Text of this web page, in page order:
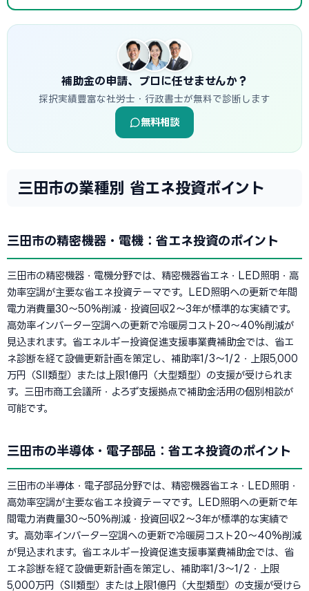
補助金の申請、プロに任せませんか？
採択実績豊富な社労士・行政書士が無料で診断します
無料相談
三田市の業種別 省エネ投資ポイント
三田市の精密機器・電機：省エネ投資のポイント
三田市の精密機器・電機分野では、精密機器省エネ・LED照明・高
効率空調が主要な省エネ投資テーマです。LED照明への更新で年間
電力消費量30〜50%削減・投資回収2〜3年が標準的な実績です。
高効率インバーター空調への更新で冷暖房コスト20〜40%削減が
見込まれます。省エネルギー投資促進支援事業費補助金では、省エ
ネ診断を経て設備更新計画を策定し、補助率1/3〜1/2・上限5,000
万円（SII類型）または上限1億円（大型類型）の支援が受けられま
す。三田市商工会議所・よろず支援拠点で補助金活用の個別相談が
可能です。
三田市の半導体・電子部品：省エネ投資のポイント
三田市の半導体・電子部品分野では、精密機器省エネ・LED照明・
高効率空調が主要な省エネ投資テーマです。LED照明への更新で年
間電力消費量30〜50%削減・投資回収2〜3年が標準的な実績で
す。高効率インバーター空調への更新で冷暖房コスト20〜40%削減
が見込まれます。省エネルギー投資促進支援事業費補助金では、省
エネ診断を経て設備更新計画を策定し、補助率1/3〜1/2・上限
5,000万円（SII類型）または上限1億円（大型類型）の支援が受けら